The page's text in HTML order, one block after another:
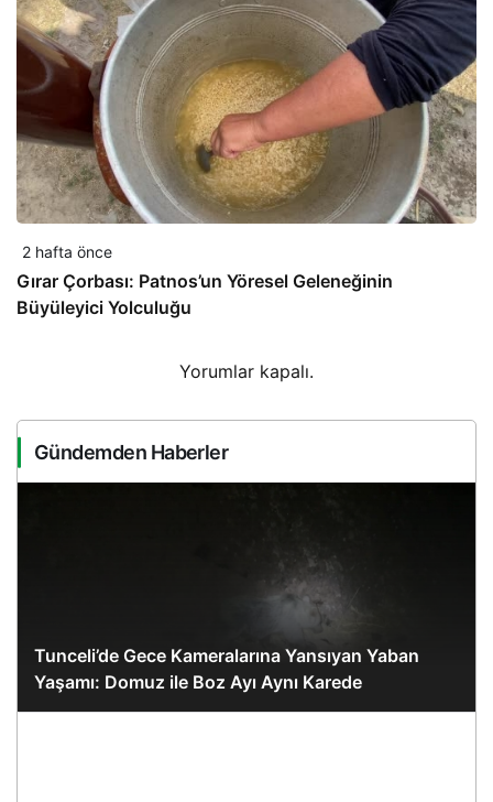
2 hafta önce
Gırar Çorbası: Patnos’un Yöresel Geleneğinin
Büyüleyici Yolculuğu
Yorumlar kapalı.
Gündemden Haberler
Tunceli’de Gece Kameralarına Yansıyan Yaban
Yaşamı: Domuz ile Boz Ayı Aynı Karede